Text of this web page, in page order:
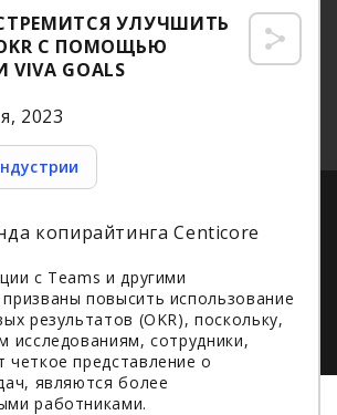
СТРЕМИТСЯ УЛУЧШИТЬ
С ПОМОЩЬЮ
GOALS
2023
копирайтинга Centicore
с Teams и другими
повысить использование
результатов (OKR), поскольку,
исследованиям, сотрудники,
представление о
являются более
работниками.